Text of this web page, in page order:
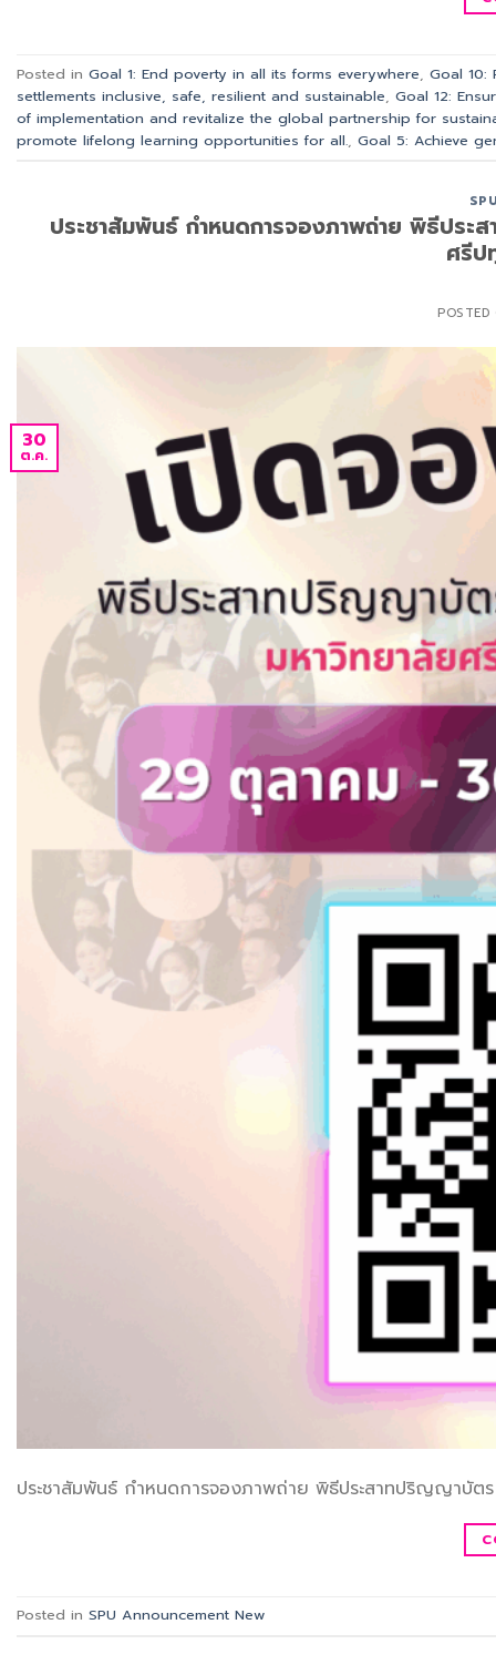
Posted in Goal 1: End poverty in all its forms everywhere Goal 10:
settlements inclusive, safe, resilient and sustainable Goal 12:
of implementation and revitalize the global partnership for
promote lifelong learning opportunities for all. Goal 5: Achieve
ประชาสัมพันธ์ กำหนดการจองภาพถ่าย พิธีประ
ศรีป
30
ต.ค.
ประชาสัมพันธ์ กำหนดการจองภาพถ่าย พิธีประสาทปริญญาบัต
Posted in SPU Announcement New